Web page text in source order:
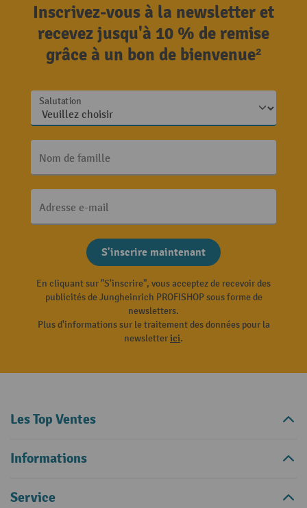
Inscrivez-vous à la newsletter et
recevez jusqu'à 10 % de remise
grâce à un bon de bienvenue²
Salutation
Nom de famille
Adresse e-mail
S'inscrire maintenant
En cliquant sur "S'inscrire", vous acceptez de recevoir des
publicités de Jungheinrich PROFISHOP sous forme de
newsletters.
Plus d'informations sur le traitement des données pour la
newsletterici.
Les Top Ventes
Informations
Service